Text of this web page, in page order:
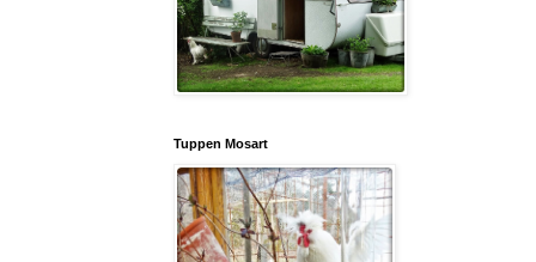
Tuppen Mosart